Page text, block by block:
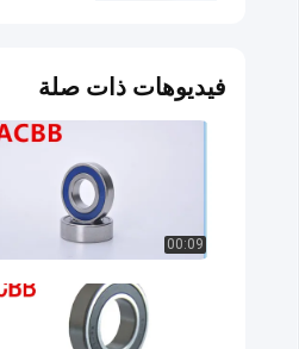
فيديوهات ذات صلة
00:09